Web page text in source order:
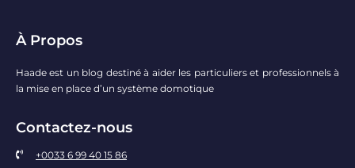
À Propos
Haade est un blog destiné à aider les particuliers et professionnels à
la mise en place d’un système domotique
Contactez-nous
+0033 6 99 40 15 86